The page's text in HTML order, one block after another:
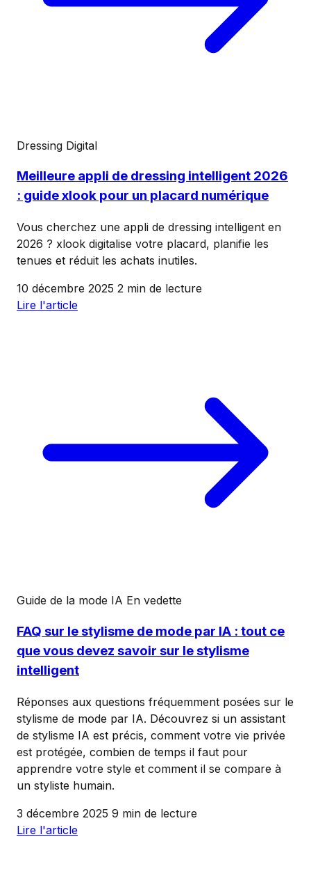
Dressing Digital
Meilleure appli de dressing intelligent 2026
: guide xlook pour un placard numérique
Vous cherchez une appli de dressing intelligent en
2026 ? xlook digitalise votre placard, planifie les
tenues et réduit les achats inutiles.
10 décembre 2025 2 min de lecture
Lire l'article
Guide de la mode IA En vedette
FAQ sur le stylisme de mode par IA : tout ce
que vous devez savoir sur le stylisme
intelligent
Réponses aux questions fréquemment posées sur le
stylisme de mode par IA. Découvrez si un assistant
de stylisme IA est précis, comment votre vie privée
est protégée, combien de temps il faut pour
apprendre votre style et comment il se compare à
un styliste humain.
3 décembre 2025 9 min de lecture
Lire l'article